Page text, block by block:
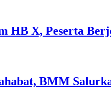
HB X, Peserta
BMM